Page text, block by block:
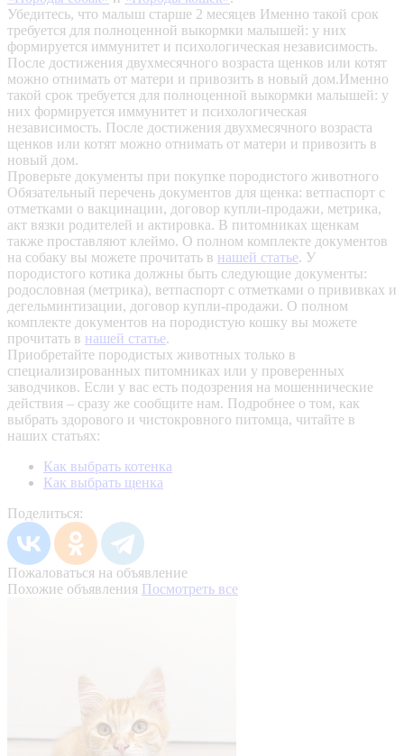
Убедитесь, что малыш старше 2 месяцев Именно такой срок
требуется для полноценной выкормки малышей: у них
формируется иммунитет и психологическая независимость.
После достижения двухмесячного возраста щенков или котят
можно отнимать от матери и привозить в новый дом.Именно
такой срок требуется для полноценной выкормки малышей: у
них формируется иммунитет и психологическая
независимость. После достижения двухмесячного возраста
щенков или котят можно отнимать от матери и привозить в
новый дом.
Проверьте документы при покупке породистого животного
Обязательный перечень документов для щенка: ветпаспорт с
отметками о вакцинации, договор купли-продажи, метрика,
акт вязки родителей и актировка. В питомниках щенкам
также проставляют клеймо. О полном комплекте документов
на собаку вы можете прочитать в нашей статье. У
породистого котика должны быть следующие документы:
родословная (метрика), ветпаспорт с отметками о прививках и
дегельминтизации, договор купли-продажи. О полном
комплекте документов на породистую кошку вы можете
прочитать в нашей статье.
Приобретайте породистых животных только в
специализированных питомниках или у проверенных
заводчиков. Если у вас есть подозрения на мошеннические
действия – сразу же сообщите нам. Подробнее о том, как
выбрать здорового и чистокровного питомца, читайте в
наших статьях:
Как выбрать котенка
Как выбрать щенка
Поделиться:
Пожаловаться на объявление
Похожие объявления Посмотреть все